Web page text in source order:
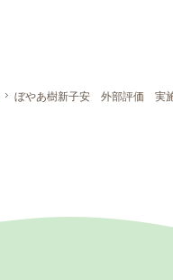
ぼやあ樹新子安 外部評価 実